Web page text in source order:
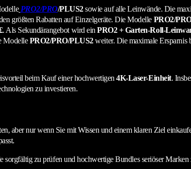
PRO2/PRO/PLUS2sowie auf alle Leinwände. Die
größten Rabatten auf Einzelgeräte. Die Modelle PRO2/
. Als Sekundärangebot wird einPRO2 + Garten-Roll-
ModellePRO2/PRO/PLUS2weiter. Die maximale Ersparnis
beim Kauf einer hochwertigen4K-Laser-Einheit.
zu investieren.
aber nur wenn Sie mit Wissen und einem klaren Ziel
zu prüfen und hochwertige Bundles seriöser Marken